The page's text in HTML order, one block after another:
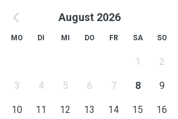
August 2026
MO DI MI DO FR SA SO
1 2
3 4 5 6 7 8 9
10 11 12 13 14 15 16